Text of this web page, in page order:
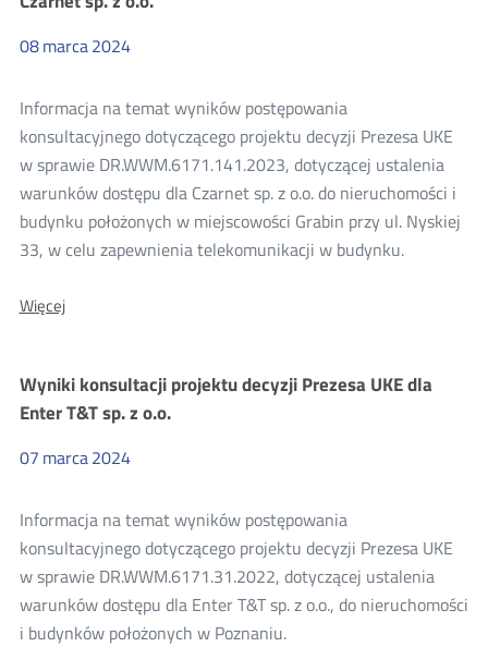
UKE
Orange
i
Slican
sp.
z
o.o.
08marca2024
Informacja na temat wyników postępowania
konsultacyjnego dotyczącego projektu decyzji Prezesa UKE
w sprawie DR.WWM.6171.141.2023, dotyczącej ustalenia
warunków dostępu dla Czarnet sp. z o.o. do nieruchomości i
budynku położonych w miejscowości Grabin przy ul. Nyskiej
33, w celu zapewnienia telekomunikacji w budynku.
WięcejO:
decyzji
Prezesa
UKE
Czarnet
o.o.
Wyniki konsultacji projektu decyzji Prezesa UKE dla
Enter T&T sp. z o.o.
07 marca2024
Informacja na temat wyników postępowania
konsultacyjnego dotyczącego projektu decyzji Prezesa UKE
w sprawie DR.WWM.6171.31.2022, dotyczącej ustalenia
warunków dostępu dla Enter T&T sp. z o.o., do nieruchomości
i budynków położonych w Poznaniu.